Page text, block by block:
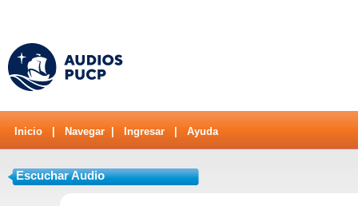
Inicio Navegar Ingresar Ayuda
Escuchar Audio